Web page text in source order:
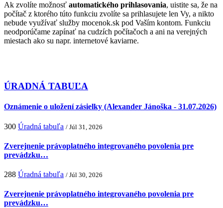
Ak zvolíte možnosť automatického prihlasovania, uistite sa, že na
počítač z ktorého túto funkciu zvolíte sa prihlasujete len Vy, a nikto
nebude využívať služby mocenok.sk pod Vaším kontom. Funkciu
neodporúčame zapínať na cudzích počítačoch a ani na verejných
miestach ako su napr. internetové kaviarne.
ÚRADNÁ TABUĽA
Oznámenie o uložení zásielky (Alexander Jánoška - 31.07.2026)
300 Úradná tabuľa / Júl 31, 2026
Zverejnenie právoplatného integrovaného povolenia pre
prevádzku…
288 Úradná tabuľa / Júl 30, 2026
Zverejnenie právoplatného integrovaného povolenia pre
prevádzku…